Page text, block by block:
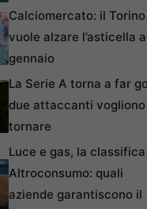
Calciomercato: il Torino
vuole alzare l’asticella a
gennaio
La Serie A torna a far
due attaccanti vogliono
tornare
Luce e gas, la
Altroconsumo: quali
aziende garantiscono il